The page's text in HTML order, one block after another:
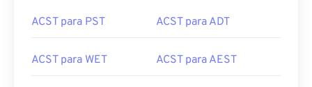
ACST para PST ACST para ADT
ACST para WET ACST para AEST